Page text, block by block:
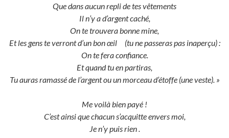
Que dans aucun repli de tes vêtements
Il n’y a d’argent caché,
On te trouvera bonne mine,
Et les gens te verront d’un bon œil (tu ne passeras pas inaperçu) :
On te fera confiance.
Et quand tu en partiras,
Tu auras ramassé de l’argent ou un morceau d’étoffe (une veste). »
Me voilà bien payé !
C’est ainsi que chacun s’acquitte envers moi,
Je n’y puis rien .